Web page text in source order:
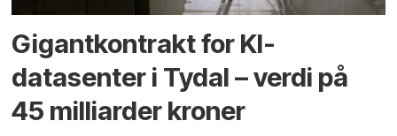
Gigantkontrakt for KI-
datasenter i Tydal – verdi på
45 milliarder kroner